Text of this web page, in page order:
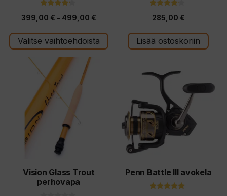
5:stä
399,00 € – 499,00 €Hintaluokka:
-
Valitse vaihtoehdoista
5:stä
285,00 €
Lisää ostoskoriin
Vision Glass Trout
perhovapa
Penn Battle III avokela
tuotteella
useampi
muunnelma.
Voit
tehdä
tuotteen